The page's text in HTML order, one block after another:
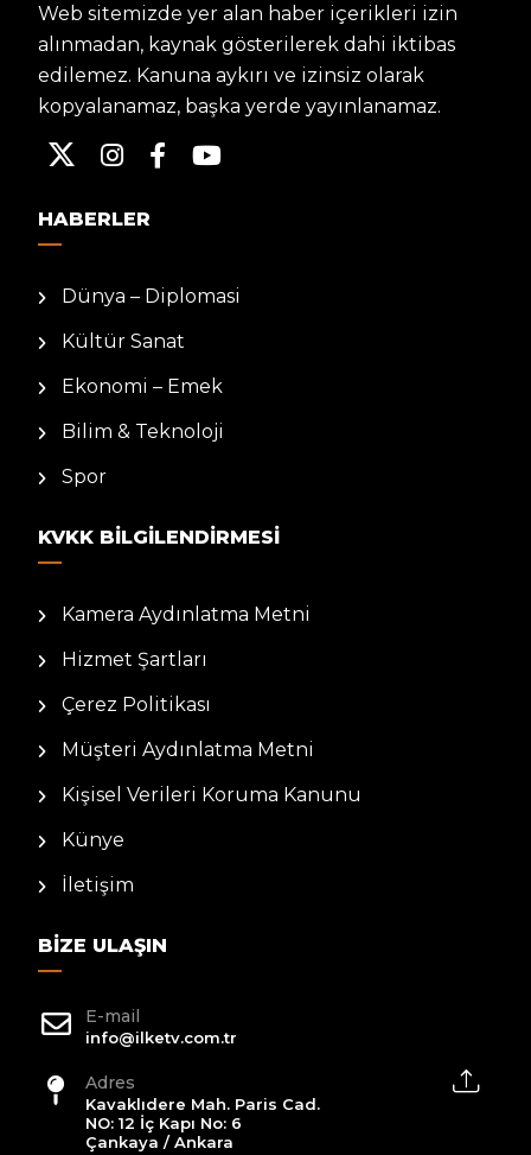
Web sitemizde yer alan haber içerikleri izin
alınmadan, kaynak gösterilerek dahi iktibas
edilemez. Kanuna aykırı ve izinsiz olarak
kopyalanamaz, başka yerde yayınlanamaz.
HABERLER
Dünya – Diplomasi
Kültür Sanat
Ekonomi – Emek
Bilim & Teknoloji
Spor
KVKK BILGILENDIRMESI
Kamera Aydınlatma Metni
Hizmet Şartları
Çerez Politikası
Müşteri Aydınlatma Metni
Kişisel Verileri Koruma Kanunu
Künye
İletişim
BIZE ULAŞIN
E-mail
info@ilketv.com.tr
Adres
Kavaklıdere Mah. Paris Cad.
NO: 12 İç Kapı No: 6
Çankaya / Ankara